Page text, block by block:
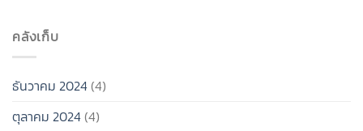
รีบ
มี
ก็ได้!
สิ้น
2024
คลังเก็บ
ธันวาคม 2024(4)
ตุลาคม 2024(4)